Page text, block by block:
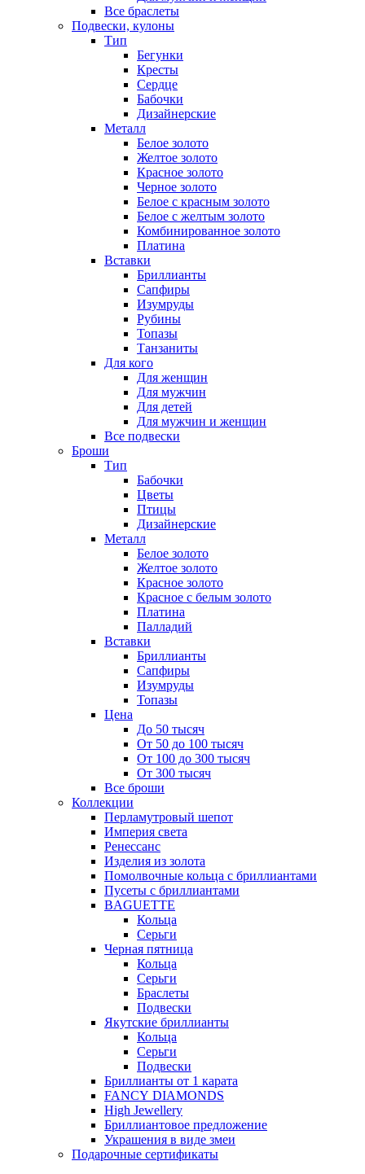
Все браслеты
Подвески, кулоны
Тип
Бегунки
Кресты
Сердце
Бабочки
Дизайнерские
Металл
Белое золото
Желтое золото
Красное золото
Черное золото
Белое с красным золото
Белое с желтым золото
Комбинированное золото
Платина
Вставки
Бриллианты
Сапфиры
Изумруды
Рубины
Топазы
Танзаниты
Для кого
Для женщин
Для мужчин
Для детей
Для мужчин и женщин
Все подвески
Броши
Тип
Бабочки
Цветы
Птицы
Дизайнерские
Металл
Белое золото
Желтое золото
Красное золото
Красное с белым золото
Платина
Палладий
Вставки
Бриллианты
Сапфиры
Изумруды
Топазы
Цена
До 50 тысяч
От 50 до 100 тысяч
От 100 до 300 тысяч
От 300 тысяч
Все броши
Коллекции
Перламутровый шепот
Империя света
Ренессанс
Изделия из золота
Помолвочные кольца с бриллиантами
Пусеты с бриллиантами
BAGUETTE
Кольца
Серьги
Черная пятница
Кольца
Серьги
Браслеты
Подвески
Якутские бриллианты
Кольца
Серьги
Подвески
Бриллианты от 1 карата
FANCY DIAMONDS
High Jewellery
Бриллиантовое предложение
Украшения в виде змеи
Подарочные сертификаты